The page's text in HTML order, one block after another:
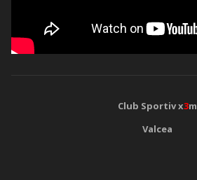
Club Sportiv x3m
Valcea